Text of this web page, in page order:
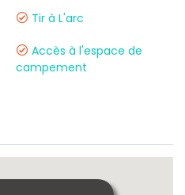
Tir à L'arc
Accès à l'espace de
campement